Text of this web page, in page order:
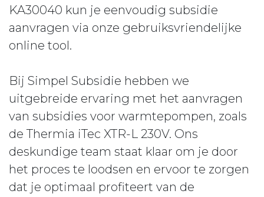
KA30040 kun je eenvoudig subsidie
aanvragen via onze gebruiksvriendelijke
online tool.
Bij Simpel Subsidie hebben we
uitgebreide ervaring met het aanvragen
van subsidies voor warmtepompen, zoals
de Thermia iTec XTR-L 230V. Ons
deskundige team staat klaar om je door
het proces te loodsen en ervoor te zorgen
dat je optimaal profiteert van de